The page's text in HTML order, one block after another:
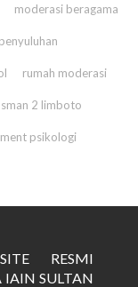
moderasi beragama
penyuluhan
rumah moderasi
sman 2 limboto
psikologi
RESMI
IAIN SULTAN